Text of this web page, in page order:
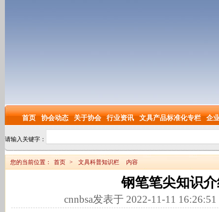
首页 协会动态 关于协会 行业资讯 文具产品标准化专栏 企
请输入关键字：
您的当前位置： 首页 > 文具科普知识栏 内容
钢笔笔尖知识
cnnbsa发表于 2022-11-11